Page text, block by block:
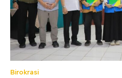
Birokrasi